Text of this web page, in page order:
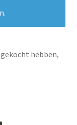
hebben,